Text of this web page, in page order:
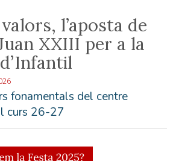
l’aposta de
XXIII per a la
fonamentals del centre
curs 26-27